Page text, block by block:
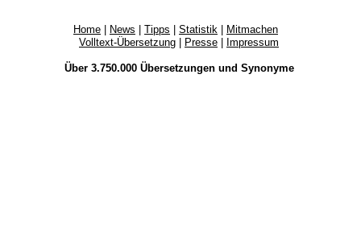
Home News Tipps Statistik
Mitmachen
Volltext-Übersetzung
Presse Impressum
Über 3.750.000 Übersetzungenund Synonyme